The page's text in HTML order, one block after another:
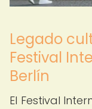
Legado
Festival
Berlín
El Festival